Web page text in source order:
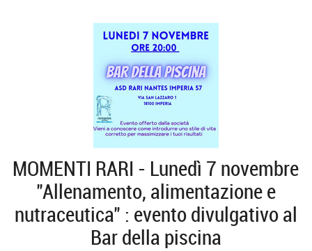
MOMENTI RARI - Lunedì 7 novembre
"Allenamento, alimentazione e
nutraceutica" : evento divulgativo al
Bar della piscina